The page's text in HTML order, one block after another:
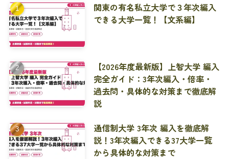
関東の有名私立大学で３年次編入
できる大学一覧！【文系編】
【2026年度最新版】上智大学 編入
完全ガイド：3年次編入・倍率・
過去問・具体的な対策まで徹底解
説
通信制大学 3年次 編入を徹底解
説！3年次編入できる37大学一覧
から具体的な対策まで